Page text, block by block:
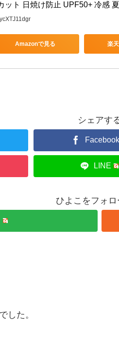
ット 日焼け防止 UPF50+ 冷感
Amazonで見る 楽
シェアす
Facebook
LINE
ひよこをフォロ
した。